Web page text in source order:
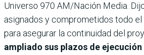
Universo 970 AM/Nación Media.
asignados y comprometidos todo
para asegurar la continuidad del
ampliado sus plazos de ejecución